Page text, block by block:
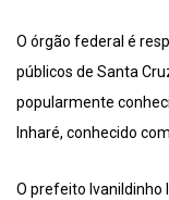
O órgão federal é
públicos de Santa
popularmente
Inharé, conhecido
O prefeito Ivanildinho